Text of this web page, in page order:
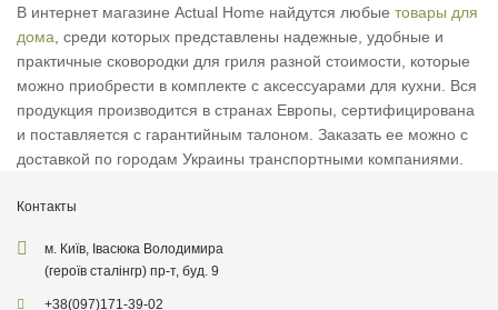
В интернет магазине Actual Home найдутся любые товары для
дома , среди которых представлены надежные, удобные и
практичные сковородки для гриля разной стоимости, которые
можно приобрести в комплекте с аксессуарами для кухни. Вся
продукция производится в странах Европы, сертифицирована
и поставляется с гарантийным талоном. Заказать ее можно с
доставкой по городам Украины транспортными компаниями.
Контакты
м. Київ, Івасюка Володимира
(героїв сталінгр) пр-т, буд. 9
+38(097)171-39-02